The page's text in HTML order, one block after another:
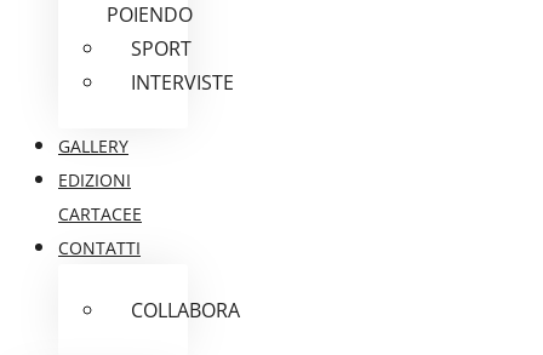
POIENDO
SPORT
INTERVISTE
GALLERY
EDIZIONI
CARTACEE
CONTATTI
COLLABORA